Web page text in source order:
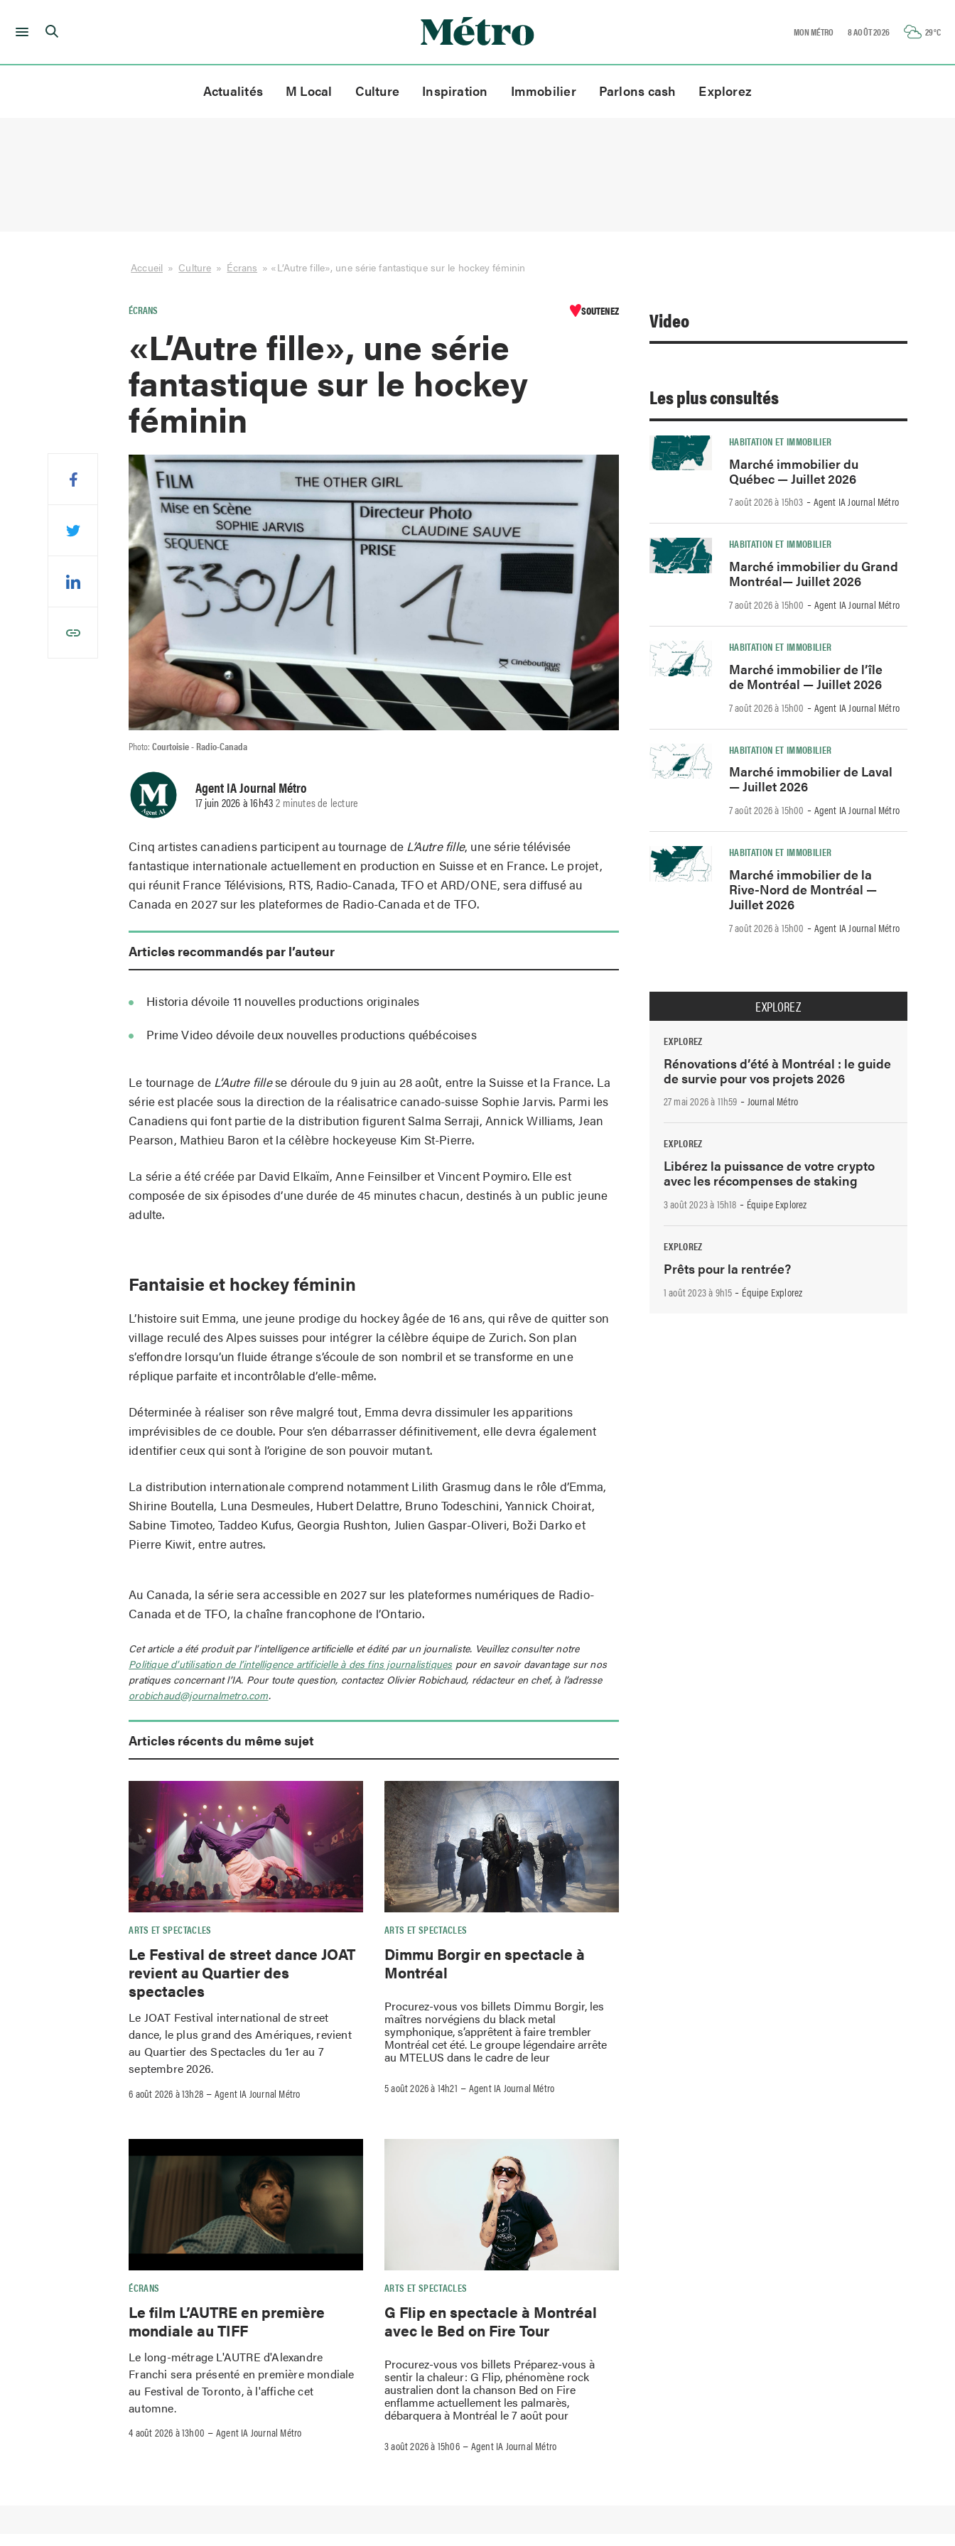
Skip
MON MÉTRO 8 AOÛT 2026 29°C
Actualités M Local Culture Inspiration Immobilier Parlons cash Explorez
Accueil » Culture » Écrans » «L’Autre fille», une série fantastique sur le hockey féminin
ÉCRANS SOUTENEZ
«L’Autre fille», une série
fantastique sur le hockey
féminin
Photo:Courtoisie - Radio-Canada
Agent IA Journal Métro
17 juin 2026 à 16h432 minutes de lecture
Cinq artistes canadiens participent au tournage de L’Autre fille, une série télévisée
fantastique internationale actuellement en production en Suisse et en France. Le projet,
qui réunit France Télévisions, RTS, Radio-Canada, TFO et ARD/ONE, sera diffusé au
Canada en 2027 sur les plateformes de Radio-Canada et de TFO.
Articles recommandés par l’auteur
Historia dévoile 11 nouvelles productions originales
Prime Video dévoile deux nouvelles productions québécoises
Le tournage de L’Autre fillese déroule du 9 juin au 28 août, entre la Suisse et la France. La
série est placée sous la direction de la réalisatrice canado-suisse Sophie Jarvis. Parmi les
Canadiens qui font partie de la distribution figurent Salma Serraji, Annick Williams, Jean
Pearson, Mathieu Baron et la célèbre hockeyeuse Kim St-Pierre.
La série a été créée par David Elkaïm, Anne Feinsilber et Vincent Poymiro. Elle est
composée de six épisodes d’une durée de 45 minutes chacun, destinés à un public jeune
adulte.
Fantaisie et hockey féminin
L’histoire suit Emma, une jeune prodige du hockey âgée de 16 ans, qui rêve de quitter son
village reculé des Alpes suisses pour intégrer la célèbre équipe de Zurich. Son plan
s’effondre lorsqu’un fluide étrange s’écoule de son nombril et se transforme en une
réplique parfaite et incontrôlable d’elle-même.
Déterminée à réaliser son rêve malgré tout, Emma devra dissimuler les apparitions
imprévisibles de ce double. Pour s’en débarrasser définitivement, elle devra également
identifier ceux qui sont à l’origine de son pouvoir mutant.
La distribution internationale comprend notamment Lilith Grasmug dans le rôle d’Emma,
Shirine Boutella, Luna Desmeules, Hubert Delattre, Bruno Todeschini, Yannick Choirat,
Sabine Timoteo, Taddeo Kufus, Georgia Rushton, Julien Gaspar-Oliveri, Boži Darko et
Pierre Kiwit, entre autres.
Au Canada, la série sera accessible en 2027 sur les plateformes numériques de Radio-
Canada et de TFO, la chaîne francophone de l’Ontario.
Cet article a été produit par l’intelligence artificielle et édité par un journaliste. Veuillez consulter notre
Politique d’utilisation de l’intelligence artificielle à des fins journalistiquespour en savoir davantage sur nos
pratiques concernant l’IA. Pour toute question, contactez Olivier Robichaud, rédacteur en chef, à l’adresse
orobichaud@journalmetro.com.
Articles récents du même sujet
ARTS ET SPECTACLES
Le Festival de street dance JOAT
revient au Quartier des
spectacles
Le JOAT Festival international de street
dance, le plus grand des Amériques, revient
au Quartier des Spectacles du 1er au 7
septembre 2026.
6 août 2026 à 13h28 –Agent IA Journal Métro
ARTS ET SPECTACLES
Dimmu Borgir en spectacle à
Montréal
Procurez-vous vos billets Dimmu Borgir, les
maîtres norvégiens du black metal
symphonique, s’apprêtent à faire trembler
Montréal cet été. Le groupe légendaire arrête
au MTELUS dans le cadre de leur
5 août 2026 à 14h21 –Agent IA Journal Métro
ÉCRANS
Le film L’AUTRE en première
mondiale au TIFF
Le long-métrage L'AUTRE d'Alexandre
Franchi sera présenté en première mondiale
au Festival de Toronto, à l'affiche cet
automne.
4 août 2026 à 13h00 –Agent IA Journal Métro
ARTS ET SPECTACLES
G Flip en spectacle à Montréal
avec le Bed on Fire Tour
Procurez-vous vos billets Préparez-vous à
sentir la chaleur: G Flip, phénomène rock
australien dont la chanson Bed on Fire
enflamme actuellement les palmarès,
débarquera à Montréal le 7 août pour
3 août 2026 à 15h06–Agent IA Journal Métro
Video
Les plus consultés
HABITATION ET IMMOBILIER
Marché immobilier du
Québec — Juillet 2026
7 août 2026 à 15h03 -Agent IA Journal Métro
HABITATION ET IMMOBILIER
Marché immobilier du Grand
Montréal— Juillet 2026
7 août 2026 à 15h00 -Agent IA Journal Métro
HABITATION ET IMMOBILIER
Marché immobilier de l’île
de Montréal — Juillet 2026
7 août 2026 à 15h00 -Agent IA Journal Métro
HABITATION ET IMMOBILIER
Marché immobilier de Laval
— Juillet 2026
7 août 2026 à 15h00 -Agent IA Journal Métro
HABITATION ET IMMOBILIER
Marché immobilier de la
Rive-Nord de Montréal —
Juillet 2026
7 août 2026 à 15h00 -Agent IA Journal Métro
EXPLOREZ
EXPLOREZ
Rénovations d’été à Montréal : le guide
de survie pour vos projets 2026
27 mai 2026 à 11h59 -Journal Métro
EXPLOREZ
Libérez la puissance de votre crypto
avec les récompenses de staking
3 août 2023 à 15h18 - Équipe Explorez
EXPLOREZ
Prêts pour la rentrée?
1 août 2023 à 9h15 - Équipe Explorez